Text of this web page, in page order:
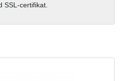
SSL-certifikat.